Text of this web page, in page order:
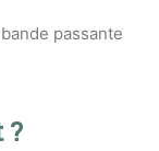
passante
?